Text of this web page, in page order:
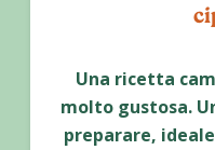
Una ricetta
molto gustosa.
preparare,